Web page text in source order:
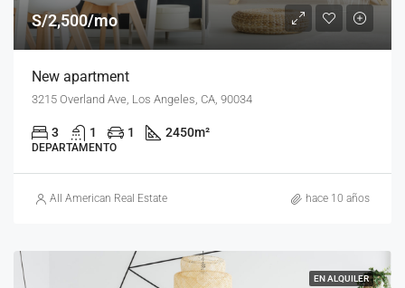
S/2,500/mo
New apartment
3215 Overland Ave, Los Angeles, CA, 90034
3 1 1 2450m²
DEPARTAMENTO
All American Real Estate hace 10 años
EN ALQUILER